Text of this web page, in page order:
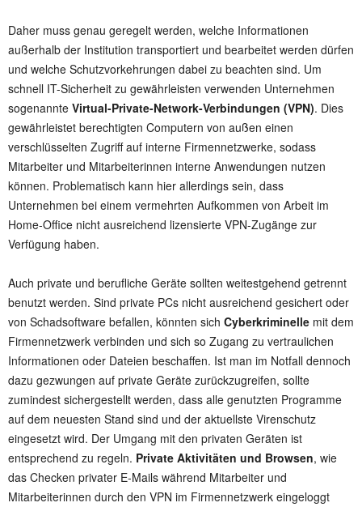
Daher muss genau geregelt werden, welche Informationen
außerhalb der Institution transportiert und bearbeitet werden dürfen
und welche Schutzvorkehrungen dabei zu beachten sind. Um
schnell IT-Sicherheit zu gewährleisten verwenden Unternehmen
sogenannte Virtual-Private-Network-Verbindungen (VPN). Dies
gewährleistet berechtigten Computern von außen einen
verschlüsselten Zugriff auf interne Firmennetzwerke, sodass
Mitarbeiter und Mitarbeiterinnen interne Anwendungen nutzen
können. Problematisch kann hier allerdings sein, dass
Unternehmen bei einem vermehrten Aufkommen von Arbeit im
Home-Office nicht ausreichend lizensierte VPN-Zugänge zur
Verfügung haben.
Auch private und berufliche Geräte sollten weitestgehend getrennt
benutzt werden. Sind private PCs nicht ausreichend gesichert oder
von Schadsoftware befallen, könnten sich Cyberkriminelle mit dem
Firmennetzwerk verbinden und sich so Zugang zu vertraulichen
Informationen oder Dateien beschaffen. Ist man im Notfall dennoch
dazu gezwungen auf private Geräte zurückzugreifen, sollte
zumindest sichergestellt werden, dass alle genutzten Programme
auf dem neuesten Stand sind und der aktuellste Virenschutz
eingesetzt wird. Der Umgang mit den privaten Geräten ist
entsprechend zu regeln. Private Aktivitäten und Browsen, wie
das Checken privater E-Mails während Mitarbeiter und
Mitarbeiterinnen durch den VPN im Firmennetzwerk eingeloggt